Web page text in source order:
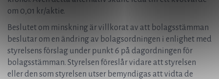
om 0,01 kr/aktie.
Beslutet om minskning är villkorat av att bolagsstämman
beslutar om en ändring av bolagsordningen i enlighet med
styrelsens förslag under punkt 6 på dagordningen för
bolagsstämman. Styrelsen föreslår vidare att styrelsen
eller den som styrelsen utser bemyndigas att vidta de